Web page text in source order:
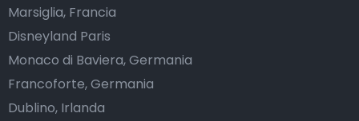
Marsiglia, Francia
Disneyland Paris
Monaco di Baviera, Germania
Francoforte, Germania
Dublino, Irlanda